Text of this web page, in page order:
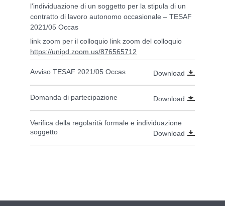
l'individuazione di un soggetto per la stipula di un
contratto di lavoro autonomo occasionale – TESAF
2021/05 Occas
link zoom per il colloquio link zoom del colloquio
https://unipd.zoom.us/876565712
Avviso TESAF 2021/05 Occas Download
Domanda di partecipazione Download
Verifica della regolarità formale e individuazione
soggetto
Download